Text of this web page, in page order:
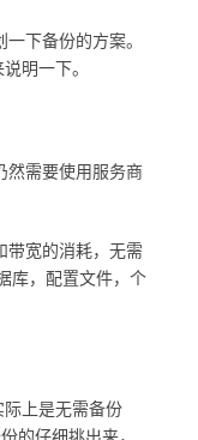
下备份的方案。
明一下。
然需要使用服务商
带宽的消耗，无需
库，配置文件，个
上是无需备份